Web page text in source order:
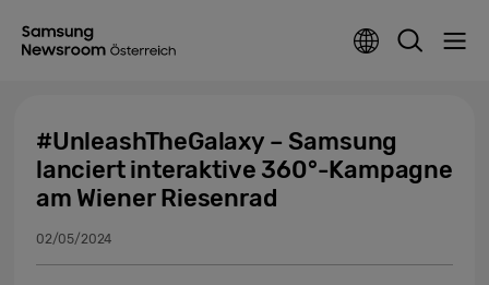
#UnleashTheGalaxy – Samsung
lanciert interaktive 360°-Kampagne
am Wiener Riesenrad
02/05/2024